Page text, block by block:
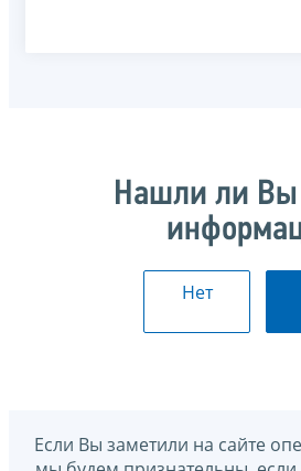
Нашли ли
Нет
Если Вы заметили на сайте